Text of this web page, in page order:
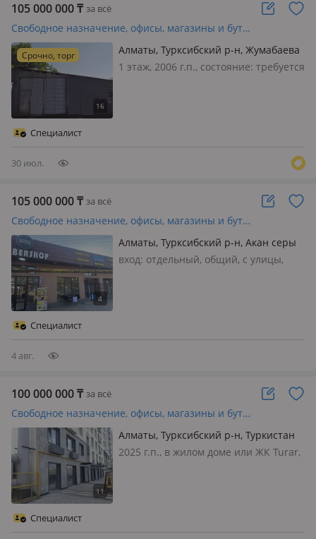
105 000 000₸ за всё
Свободное назначение, офисы, магазины и бутики, склады, салоны красоты, медцентры и аптеки · 227 м²
Срочно, торг
Алматы, Турксибский р-н, Жумабаева
76 — Довженко
1 этаж, 2006 г.п., состояние: требуется
Специалист
30 июл.
105 000 000₸ за всё
Свободное назначение, офисы, магазины и бутики, общепит, салоны красоты, медцентры и аптеки, образование, развлечения · 222 м²
Алматы, Турксибский р-н, Акан серы
115 — Акан Серы-Жумабаева
вход: отдельный, общий, с улицы,
Специалист
4 авг.
100 000 000₸ за всё
Свободное назначение, офисы, магазины и бутики, салоны красоты, медцентры и аптеки, образование · 86.7 м²
Алматы, Турксибский р-н, Туркистан
115
2025 г.п., в жилом доме или ЖК Turar,
Специалист